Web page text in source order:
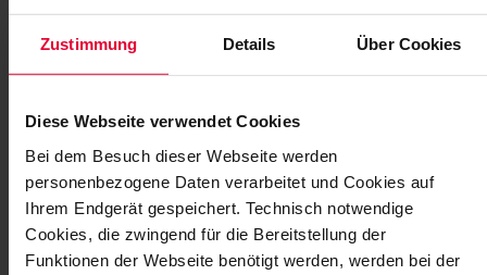
Zustimmung Details Über Cookies
Diese Webseite verwendet Cookies
Bei dem Besuch dieser Webseite werden
personenbezogene Daten verarbeitet und Cookies auf
Ihrem Endgerät gespeichert. Technisch notwendige
Cookies, die zwingend für die Bereitstellung der
Funktionen der Webseite benötigt werden, werden bei der